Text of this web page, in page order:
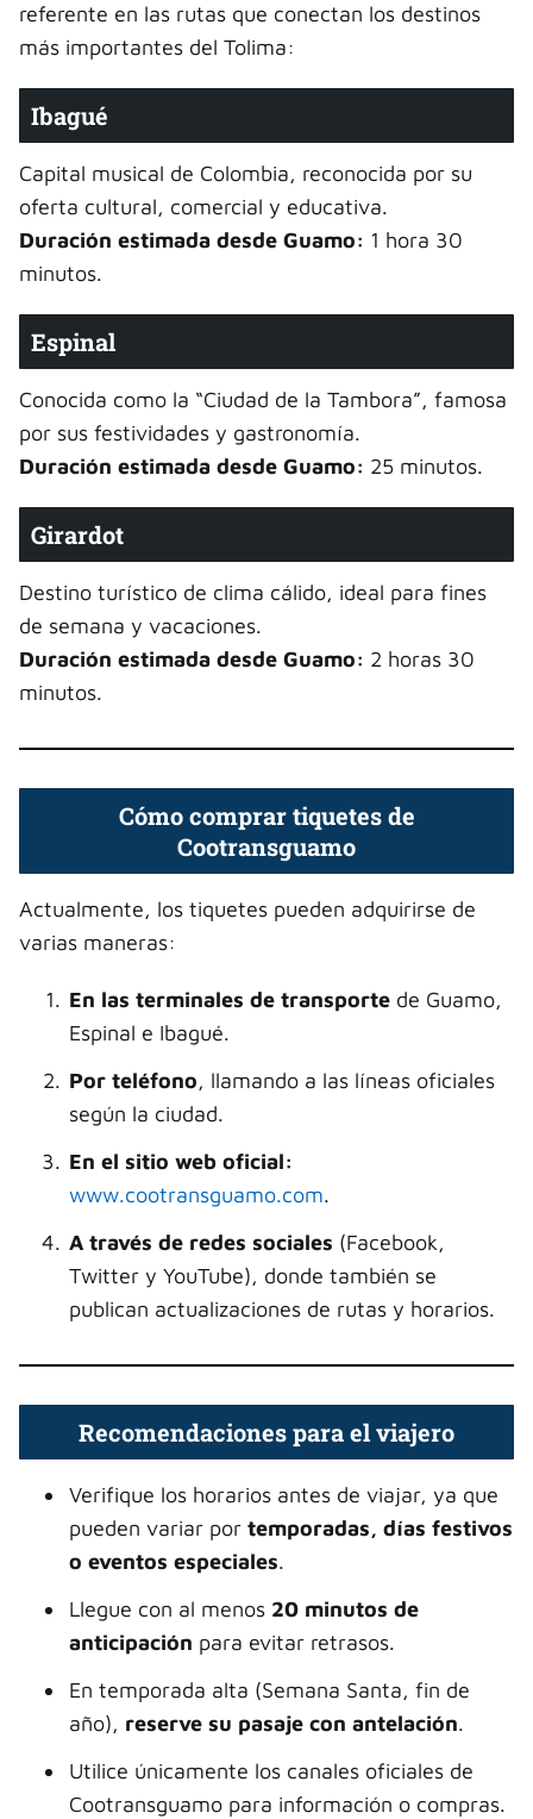
referente en las rutas que conectan los destinos
más importantes del Tolima:
Ibagué
Capital musical de Colombia, reconocida por su
oferta cultural, comercial y educativa.
Duración estimada desde Guamo: 1 hora 30
minutos.
Espinal
Conocida como la “Ciudad de la Tambora”, famosa
por sus festividades y gastronomía.
Duración estimada desde Guamo: 25 minutos.
Girardot
Destino turístico de clima cálido, ideal para fines
de semana y vacaciones.
Duración estimada desde Guamo: 2 horas 30
minutos.
Cómo comprar tiquetes de
Cootransguamo
Actualmente, los tiquetes pueden adquirirse de
varias maneras:
En las terminales de transporte de Guamo,
Espinal e Ibagué.
Por teléfono, llamando a las líneas oficiales
según la ciudad.
En el sitio web oficial:
www.cootransguamo.com.
A través de redes sociales (Facebook,
Twitter y YouTube), donde también se
publican actualizaciones de rutas y horarios.
Recomendaciones para el viajero
Verifique los horarios antes de viajar, ya que
pueden variar por temporadas, días festivos
o eventos especiales.
Llegue con al menos 20 minutos de
anticipación para evitar retrasos.
En temporada alta (Semana Santa, fin de
año), reserve su pasaje con antelación.
Utilice únicamente los canales oficiales de
Cootransguamo para información o compras.